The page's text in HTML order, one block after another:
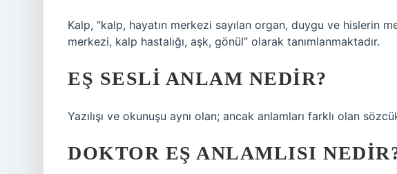
Kalp, “kalp, hayatın merkezi sayılan organ, duygu ve hislerin
merkezi, kalp hastalığı, aşk, gönül” olarak tanımlanmaktadır.
EŞ SESLI ANLAM NEDIR?
Yazılışı ve okunuşu aynı olan; ancak anlamları farklı olan
DOKTOR EŞ ANLAMLISI